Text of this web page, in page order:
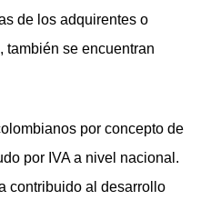
de los adquirentes o
también se encuentran
por concepto de
por IVA a nivel nacional.
contribuido al desarrollo